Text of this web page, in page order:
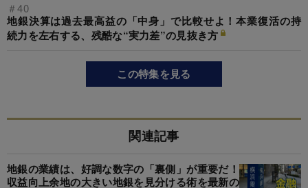
＃40
地銀決算は過去最高益の「中身」で比較せよ！本業復活の持
続力を左右する、残酷な“実力差”の見抜き方
この特集を見る
関連記事
地銀の業績は、好調な数字の「裏側」が重要だ！
収益向上余地の大きい地銀を見分ける術を最新の